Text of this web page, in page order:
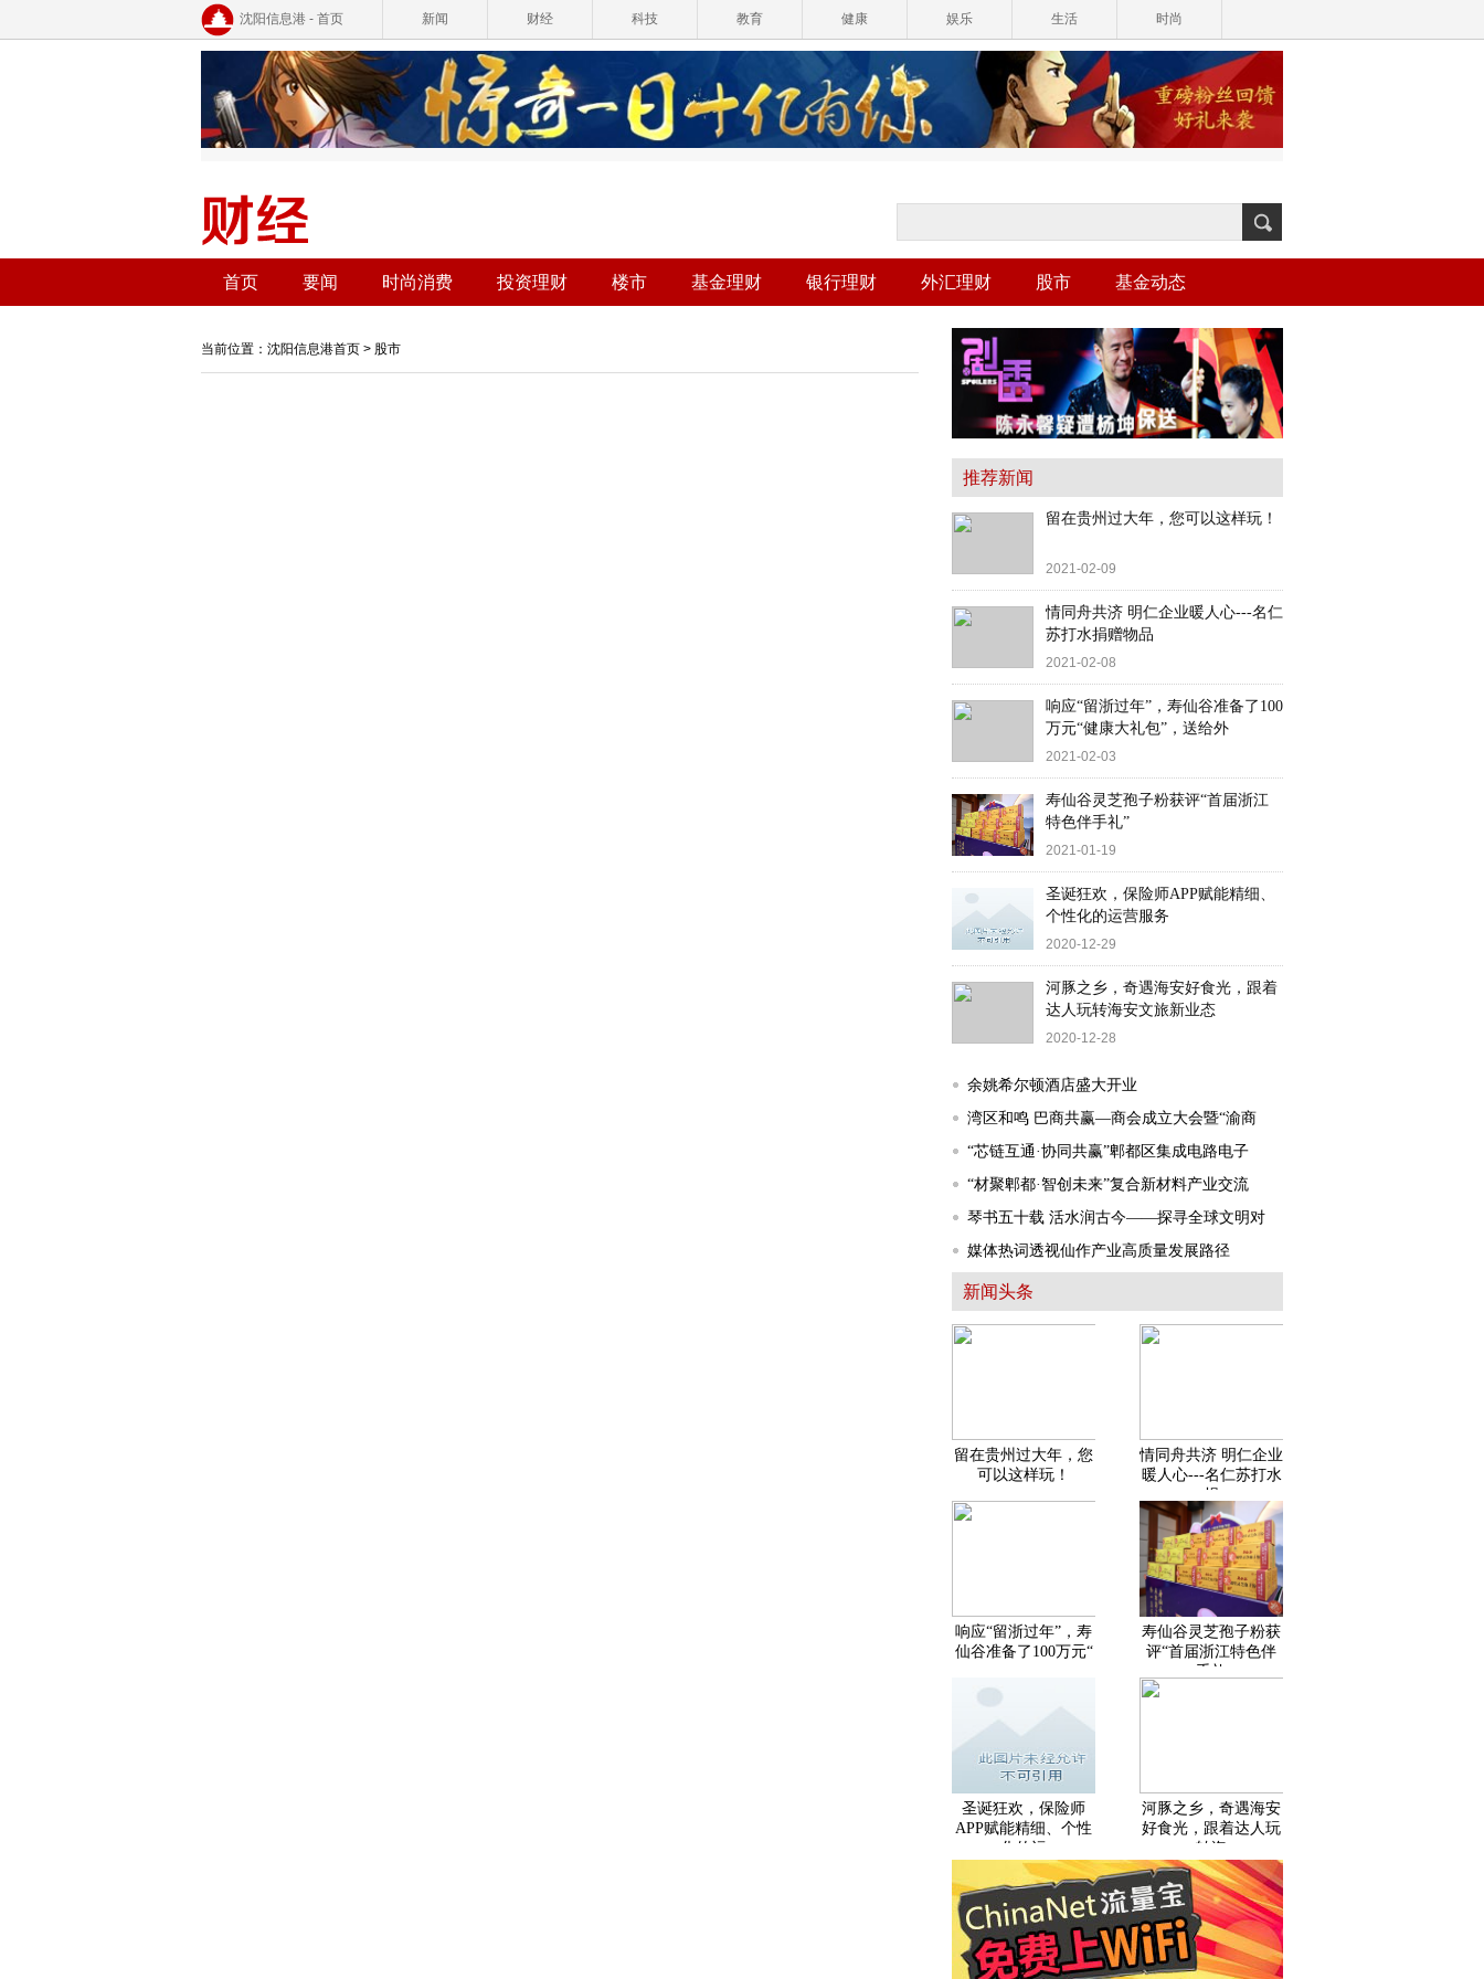
沈阳信息港 - 首页 新闻 财经 科技 教育 健康 娱乐 生活 时尚
首页 要闻 时尚消费 投资理财 楼市 基金理财 银行理财 外汇理财 股市 基金动态
当前位置： 沈阳信息港首页 > 股市
推荐新闻
留在贵州过大年，您可以这样玩！
2021-02-09
情同舟共济 明仁企业暖人心---名仁
苏打水捐赠物品
2021-02-08
响应“留浙过年”，寿仙谷准备了100
万元“健康大礼包”，送给外
2021-02-03
寿仙谷灵芝孢子粉获评“首届浙江
特色伴手礼”
2021-01-19
圣诞狂欢，保险师APP赋能精细、
个性化的运营服务
2020-12-29
河豚之乡，奇遇海安好食光，跟着
达人玩转海安文旅新业态
2020-12-28
余姚希尔顿酒店盛大开业
湾区和鸣 巴商共赢—商会成立大会暨“渝商
“芯链互通·协同共赢”郫都区集成电路电子
“材聚郫都·智创未来”复合新材料产业交流
琴书五十载 活水润古今——探寻全球文明对
媒体热词透视仙作产业高质量发展路径
新闻头条
留在贵州过大年，您
可以这样玩！
情同舟共济 明仁企业
暖人心---名仁苏打水
捐
响应“留浙过年”，寿
仙谷准备了100万元“
寿仙谷灵芝孢子粉获
评“首届浙江特色伴
手礼
圣诞狂欢，保险师
APP赋能精细、个性
化的运
河豚之乡，奇遇海安
好食光，跟着达人玩
转海